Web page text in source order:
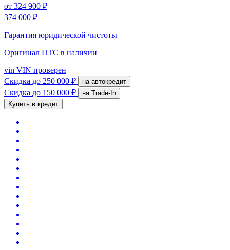
от 324 900 ₽
374 000 ₽
Гарантия юридической чистоты
Оригинал ПТС в наличии
vin VIN проверен
Скидка до 250 000 ₽ на автокредит
Скидка до 150 000 ₽
на Trade-In
Купить в кредит